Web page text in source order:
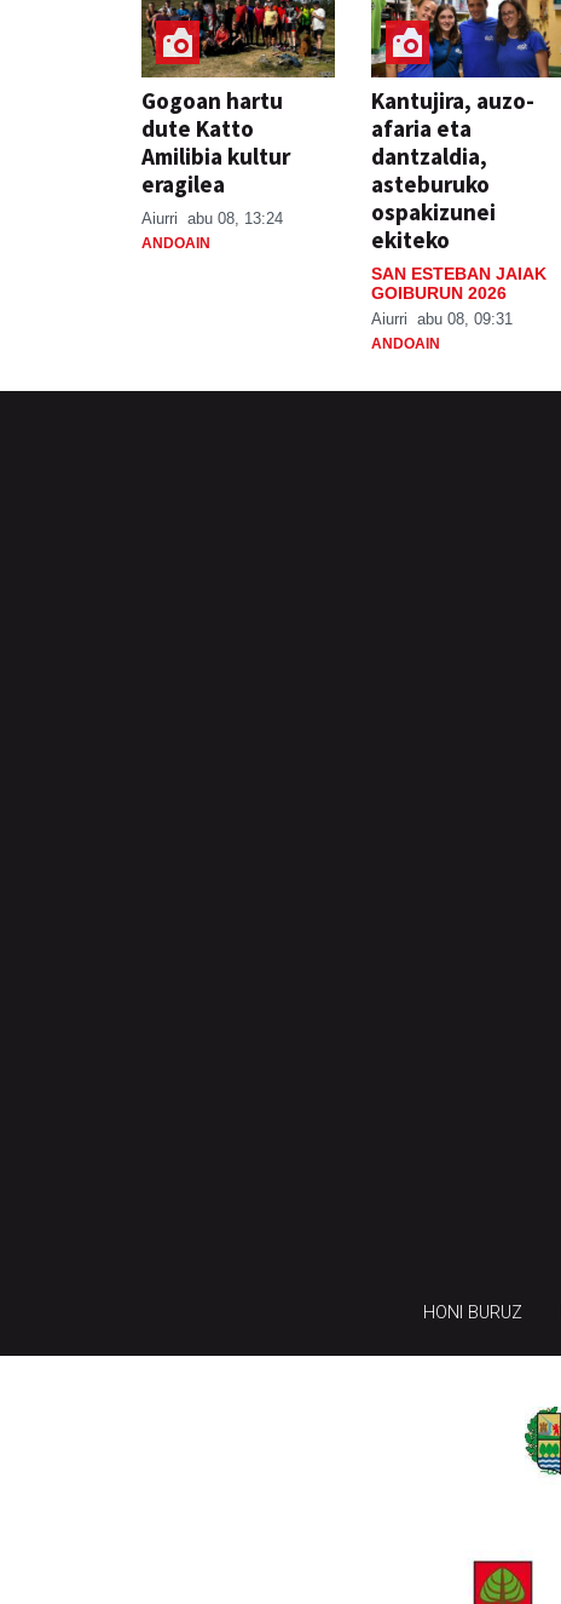
Gogoan hartu
dute Katto
Amilibia kultur
eragilea
Aiurri abu 08, 13:24
ANDOAIN
Kantujira, auzo-
afaria eta
dantzaldia,
asteburuko
ospakizunei
ekiteko
SAN ESTEBAN JAIAK
GOIBURUN 2026
Aiurri abu 08, 09:31
ANDOAIN
HONI BURUZ